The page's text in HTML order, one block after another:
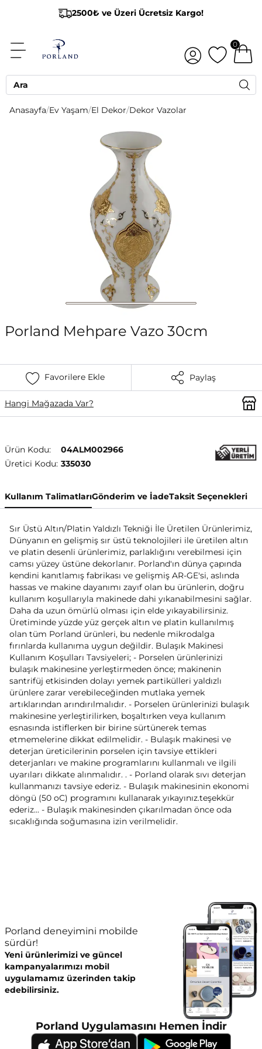
2500₺ ve Üzeri Ücretsiz Kargo!
0
Anasayfa/Ev Yaşam/El Dekor/Dekor Vazolar
Porland Mehpare Vazo 30cm
Favorilere Ekle Paylaş
Hangi Mağazada Var?
Ürün Kodu:
04ALM002966
Üretici Kodu: 335030
Kullanım TalimatlarıGönderim ve İadeTaksit Seçenekleri
Sır Üstü Altın/Platin Yaldızlı Tekniği İle Üretilen Ürünlerimiz,
Dünyanın en gelişmiş sır üstü teknolojileri ile üretilen altın
ve platin desenli ürünlerimiz, parlaklığını verebilmesi için
camsı yüzey üstüne dekorlanır. Porland'ın dünya çapında
kendini kanıtlamış fabrikası ve gelişmiş AR-GE'si, aslında
hassas ve makine dayanımı zayıf olan bu ürünlerin, doğru
kullanım koşullarıyla makinede dahi yıkanabilmesini sağlar.
Daha da uzun ömürlü olması için elde yıkayabilirsiniz.
Üretiminde yüzde yüz gerçek altın ve platin kullanılmış
olan tüm Porland ürünleri, bu nedenle mikrodalga
fırınlarda kullanıma uygun değildir. Bulaşık Makinesi
Kullanım Koşulları Tavsiyeleri; - Porselen ürünlerinizi
bulaşık makinesine yerleştirmeden önce; makinenin
santrifüj etkisinden dolayı yemek partikülleri yaldızlı
ürünlere zarar verebileceğinden mutlaka yemek
artıklarından arındırılmalıdır. - Porselen ürünlerinizi bulaşık
makinesine yerleştirilirken, boşaltırken veya kullanım
esnasında istiflerken bir birine sürtünerek temas
etmemelerine dikkat edilmelidir. - Bulaşık makinesi ve
deterjan üreticilerinin porselen için tavsiye ettikleri
deterjanları ve makine programlarını kullanmalı ve ilgili
uyarıları dikkate alınmalıdır. . - Porland olarak sıvı deterjan
kullanmanızı tavsiye ederiz. - Bulaşık makinesinin ekonomi
döngü (50 oC) programını kullanarak yıkayınız.teşekkür
ederiz... - Bulaşık makinesinden çıkarılmadan önce oda
sıcaklığında soğumasına izin verilmelidir.
Porland deneyimini mobilde
sürdür!
Yeni ürünlerimizi ve güncel
kampanyalarımızı mobil
uygulamamız üzerinden takip
edebilirsiniz.
Porland Uygulamasını Hemen İndir